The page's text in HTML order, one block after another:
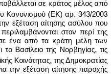
σε κράτος μέλος από
Κανονισμού (ΕΚ) αρ. 343/2003
εξέταση αίτησης ασύλου που
στον περί της
σε ένα από τα κράτη μέλη των
Βασίλειο της Νορβηγίας, τις
Κοινότητας, της Δημοκρατίας
την εξέταση αίτησης παροχής